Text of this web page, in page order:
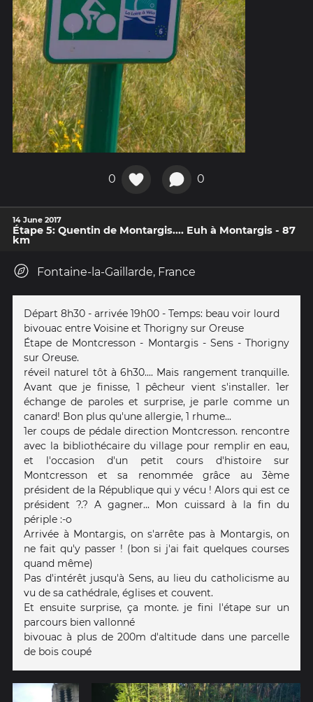
0 0
14 June 2017
Étape 5: Quentin de Montargis.... Euh à Montargis - 87
km
Fontaine-la-Gaillarde, France
Départ 8h30 - arrivée 19h00 - Temps: beau voir lourd
bivouac entre Voisine et Thorigny sur Oreuse
Étape de Montcresson - Montargis - Sens - Thorigny
sur Oreuse.
réveil naturel tôt à 6h30.... Mais rangement tranquille.
Avant que je finisse, 1 pêcheur vient s'installer. 1er
échange de paroles et surprise, je parle comme un
canard! Bon plus qu'une allergie, 1 rhume...
1er coups de pédale direction Montcresson. rencontre
avec la bibliothécaire du village pour remplir en eau,
et l'occasion d'un petit cours d'histoire sur
Montcresson et sa renommée grâce au 3ème
président de la République qui y vécu ! Alors qui est ce
président ?.? A gagner... Mon cuissard à la fin du
périple :-o
Arrivée à Montargis, on s'arrête pas à Montargis, on
ne fait qu'y passer ! (bon si j'ai fait quelques courses
quand même)
Pas d'intérêt jusqu'à Sens, au lieu du catholicisme au
vu de sa cathédrale, églises et couvent.
Et ensuite surprise, ça monte. je fini l'étape sur un
parcours bien vallonné
bivouac à plus de 200m d'altitude dans une parcelle
de bois coupé